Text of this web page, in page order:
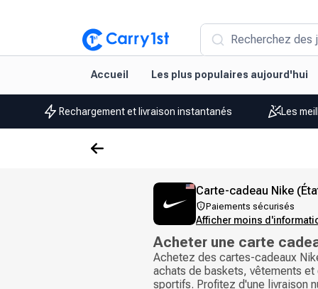
Recherchez des
Accueil Les plus populaires aujourd'hui
Rechargement et livraison instantanés Les
Carte-cadeau Nike
Paiements sécurisés
Afficher moins
Acheter une carte
Achetez des cartes-cadeaux
achats de baskets, vêtements et
sportifs. Profitez d'une livraison